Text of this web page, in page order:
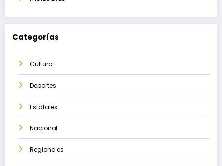
Categorías
Cultura
Deportes
Estatales
Nacional
Regionales